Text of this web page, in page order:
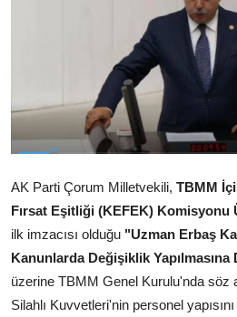
AK Parti Çorum Milletvekili, TBMM
Fırsat Eşitliği (KEFEK) Komisyonu
ilk imzacısı olduğu "Uzman Erbaş
Kanunlarda Değişiklik
üzerine TBMM Genel Kurulu'nda söz
Silahlı Kuvvetleri'nin personel